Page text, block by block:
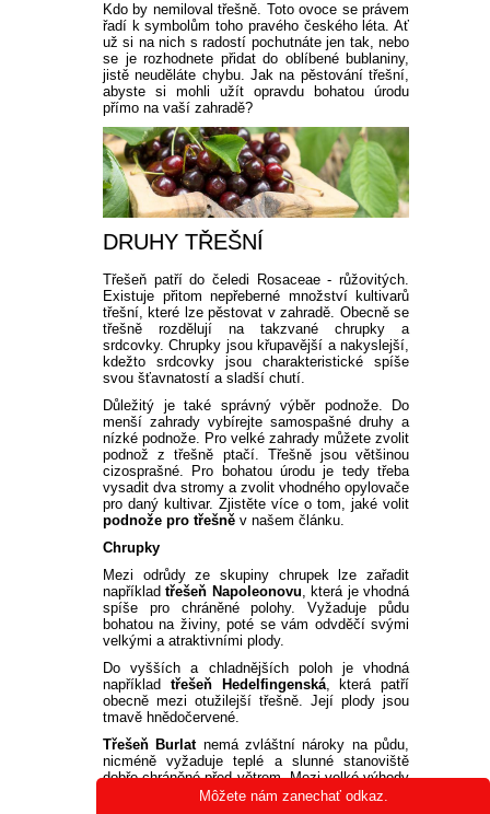
Môžete nám zanechať odkaz.
Kdo by nemiloval třešně. Toto ovoce se právem
řadí k symbolům toho pravého českého léta. Ať
už si na nich s radostí pochutnáte jen tak, nebo
se je rozhodnete přidat do oblíbené bublaniny,
jistě neuděláte chybu. Jak na pěstování třešní,
abyste si mohli užít opravdu bohatou úrodu
přímo na vaší zahradě?
DRUHY TŘEŠNÍ
Třešeň patří do čeledi Rosaceae - růžovitých.
Existuje přitom nepřeberné množství kultivarů
třešní, které lze pěstovat v zahradě. Obecně se
třešně rozdělují na takzvané chrupky a
srdcovky. Chrupky jsou křupavější a nakyslejší,
kdežto srdcovky jsou charakteristické spíše
svou šťavnatostí a sladší chutí.
Důležitý je také správný výběr podnože. Do
menší zahrady vybírejte samospašné druhy a
nízké podnože. Pro velké zahrady můžete zvolit
podnož z třešně ptačí. Třešně jsou většinou
cizosprašné. Pro bohatou úrodu je tedy třeba
vysadit dva stromy a zvolit vhodného opylovače
pro daný kultivar. Zjistěte více o tom, jaké volit
podnože pro třešně v našem článku.
Chrupky
Mezi odrůdy ze skupiny chrupek lze zařadit
napříkladtřešeň Napoleonovu , která je vhodná
spíše pro chráněné polohy. Vyžaduje půdu
bohatou na živiny, poté se vám odvděčí svými
velkými a atraktivními plody.
Do vyšších a chladnějších poloh je vhodná
například třešeň Hedelfingenská, která patří
obecně mezi otužilejší třešně. Její plody jsou
tmavě hnědočervené.
Třešeň Burlatnemá zvláštní nároky na půdu,
nicméně vyžaduje teplé a slunné stanoviště
dobře chráněné před větrem. Mezi velké výhody
této třešně lze zařadit fakt, že její plody nemají